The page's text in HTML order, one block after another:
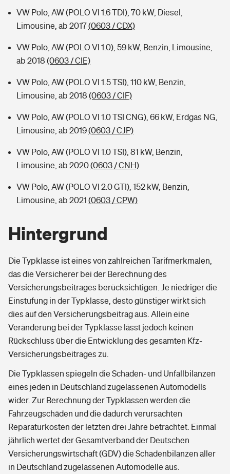
VW Polo, AW (POLO VI 1.6 TDI), 70 kW, Diesel,
Limousine, ab 2017(0603 / CDX)
VW Polo, AW (POLO VI 1.0), 59 kW, Benzin, Limousine,
ab 2018 (0603 / CIE)
VW Polo, AW (POLO VI 1.5 TSI), 110 kW, Benzin,
Limousine, ab 2018 (0603 / CIF)
VW Polo, AW (POLO VI 1.0 TSI CNG), 66 kW, Erdgas NG,
Limousine, ab 2019(0603 / CJP)
VW Polo, AW (POLO VI 1.0 TSI), 81 kW, Benzin,
Limousine, ab 2020(0603 / CNH)
VW Polo, AW (POLO VI 2.0 GTI), 152 kW, Benzin,
Limousine, ab 2021 (0603 / CPW)
Hintergrund
Die Typklasse ist eines von zahlreichen Tarifmerkmalen,
das die Versicherer bei der Berechnung des
Versicherungsbeitrages berücksichtigen. Je niedriger die
Einstufung in der Typklasse, desto günstiger wirkt sich
dies auf den Versicherungsbeitrag aus. Allein eine
Veränderung bei der Typklasse lässt jedoch keinen
Rückschluss über die Entwicklung des gesamten Kfz-
Versicherungsbeitrages zu.
Die Typklassen spiegeln die Schaden- und Unfallbilanzen
eines jeden in Deutschland zugelassenen Automodells
wider. Zur Berechnung der Typklassen werden die
Fahrzeugschäden und die dadurch verursachten
Reparaturkosten der letzten drei Jahre betrachtet. Einmal
jährlich wertet der Gesamtverband der Deutschen
Versicherungswirtschaft (GDV) die Schadenbilanzen aller
in Deutschland zugelassenen Automodelle aus.